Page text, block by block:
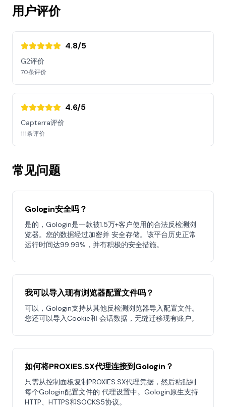
用户评价
4.8/5
G2评价
70条评价
4.6/5
Capterra评价
111条评价
常见问题
Gologin安全吗？
是的，Gologin是一款被1.5万+客户使用的合法反检测浏
览器。您的数据经过加密并 安全存储。该平台历史正常
运行时间达99.99%，并有积极的安全措施。
我可以导入现有浏览器配置文件吗？
可以，Gologin支持从其他反检测浏览器导入配置文件。
您还可以导入Cookie和 会话数据，无缝迁移现有账户。
如何将PROXIES.SX代理连接到Gologin？
只需从控制面板复制PROXIES.SX代理凭据，然后粘贴到
每个Gologin配置文件的 代理设置中。Gologin原生支持
HTTP、HTTPS和SOCKS5协议。